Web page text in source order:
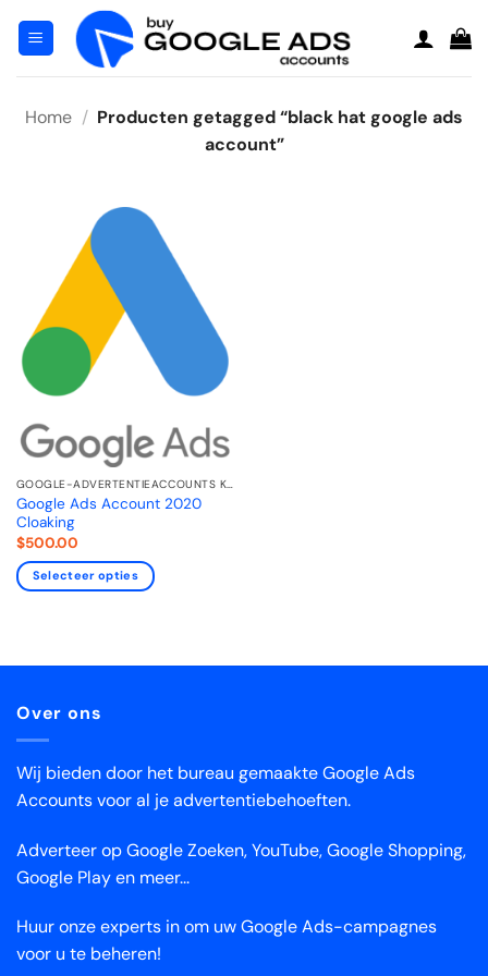
naar
Home / Producten getagged “black hat google ads
account”
GOOGLE-ADVERTENTIEACCOUNTS KOPEN
Google Ads Account 2020
Cloaking
$500.00
Selecteer opties
Over ons
Wij bieden door het bureau gemaakte Google Ads
Accounts voor al je advertentiebehoeften.
Adverteer op Google Zoeken, YouTube, Google Shopping,
Google Play en meer...
Huur onze experts in om uw Google Ads-campagnes
voor u te beheren!